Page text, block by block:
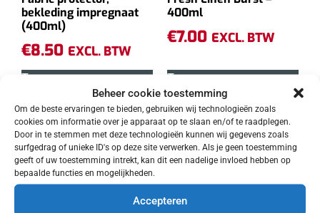
Beheer cookie toestemming
Om de beste ervaringen te bieden, gebruiken wij technologieën zoals
cookies om informatie over je apparaat op te slaan en/of te raadplegen.
Door in te stemmen met deze technologieën kunnen wij gegevens zoals
surfgedrag of unieke ID's op deze site verwerken. Als je geen toestemming
geeft of uw toestemming intrekt, kan dit een nadelige invloed hebben op
bepaalde functies en mogelijkheden.
Accepteren
bekleding impregnaat
(400ml)
€8.50 EXCL. BTW
Toevoegen aan
400ml
€7.00 EXCL. BTW
Toevoegen aan
winkelwagen